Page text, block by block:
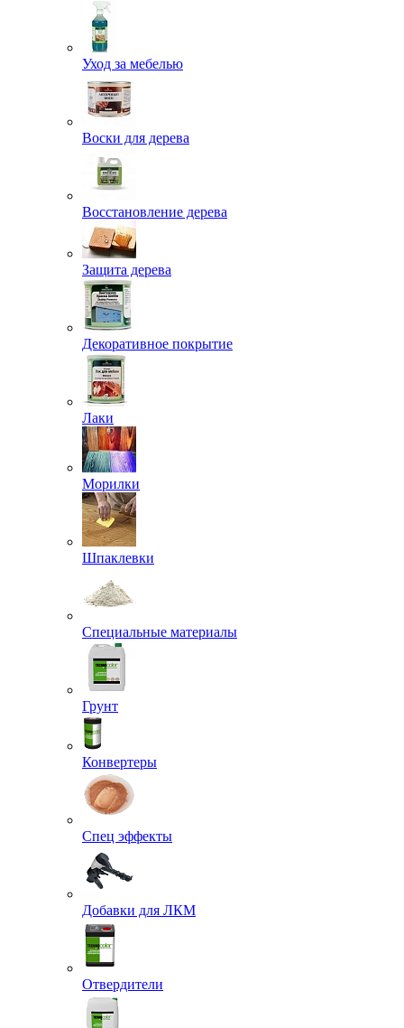
Уход за мебелью
Воски для дерева
Восстановление дерева
Защита дерева
Декоративное покрытие
Лаки
Морилки
Шпаклевки
Специальные материалы
Грунт
Конвертеры
Спец эффекты
Добавки для ЛКМ
Отвердители